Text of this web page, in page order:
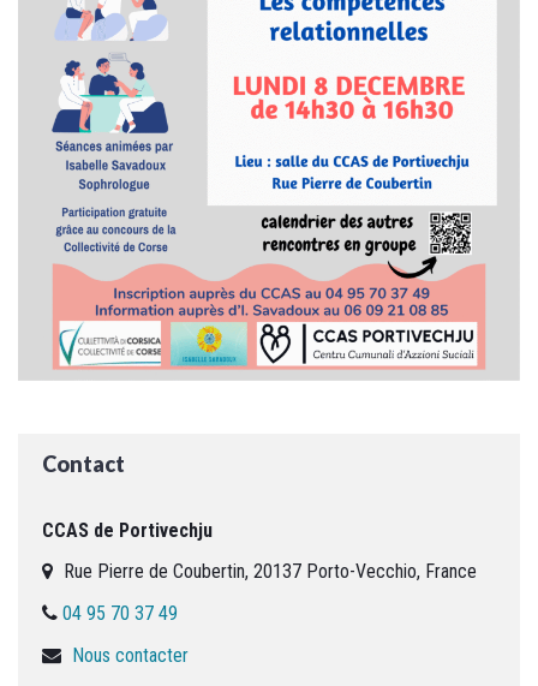
Contact
CCAS de Portivechju
Rue Pierre de Coubertin, 20137 Porto-Vecchio, France
04 95 70 37 49
Nous contacter